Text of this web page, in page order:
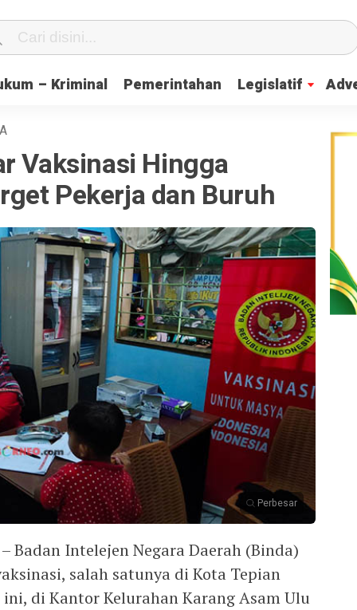
– Kriminal Pemerintahan Legislatif
Vaksinasi Hingga
Pekerja dan Buruh
Perbesar
Badan Intelejen Negara Daerah (Binda)
salah satunya di Kota Tepian
di Kantor Kelurahan Karang Asam Ulu